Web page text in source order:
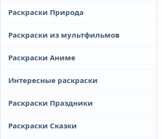
Раскраски Природа
Раскраски из мультфильмов
Раскраски Аниме
Интересные раскраски
Раскраски Праздники
Раскраски Сказки